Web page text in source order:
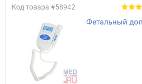
Код товара #58942
Фетальный